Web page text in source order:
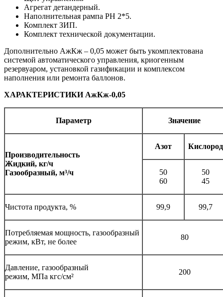
Агрегат детандерный.
Наполнительная рампа РН 2*5.
Комплект ЗИП.
Комплект технической документации.
Дополнительно АжКж – 0,05 может быть укомплектована
системой автоматического управления, криогенным
резервуаром, установкой газификации и комплексом
наполнения или ремонта баллонов.
ХАРАКТЕРИСТИКИ АжКж-0,05
Параметр Значение
Производительность
Жидкий, кг/ч
Газообразный, м³/ч
Азот Кислород
50
60
50
45
Чистота продукта, % 99,9 99,7
Потребляемая мощность, газообразный
режим, кВт, не более
80
Давление, газообразный
режим, МПа кгс/см²
200